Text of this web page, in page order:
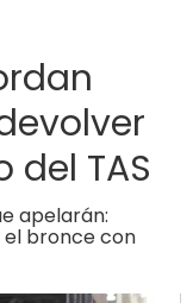
TAS
apelarán:
el bronce con